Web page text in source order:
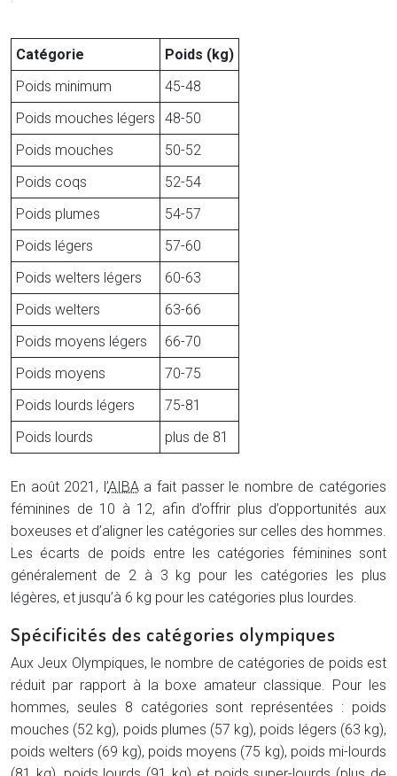
Catégorie
Poids (kg)
Poids minimum
45-48
Poids mouches légers
48-50
Poids mouches
50-52
Poids coqs
52-54
Poids plumes
54-57
Poids légers
57-60
Poids welters légers
60-63
Poids welters
63-66
Poids moyens légers
66-70
Poids moyens
70-75
Poids lourds légers
75-81
Poids lourds
plus de 81
En août 2021, l’AIBAa fait passer le nombre de catégories
féminines de 10 à 12, afin d’offrir plus d’opportunités aux
boxeuses et d’aligner les catégories sur celles des hommes.
Les écarts de poids entre les catégories féminines sont
généralement de 2 à 3 kg pour les catégories les plus
légères, et jusqu’à 6 kg pour les catégories plus lourdes.
Spécificités des catégories olympiques
Aux Jeux Olympiques, le nombre de catégories de poids est
réduit par rapport à la boxe amateur classique. Pour les
hommes, seules 8 catégories sont représentées : poids
mouches (52 kg), poids plumes (57 kg), poids légers (63 kg),
poids welters (69 kg), poids moyens (75 kg), poids mi-lourds